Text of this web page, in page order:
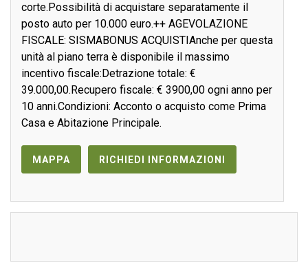
corte.Possibilità di acquistare separatamente il
posto auto per 10.000 euro.++ AGEVOLAZIONE
FISCALE: SISMABONUS ACQUISTIAnche per questa
unità al piano terra è disponibile il massimo
incentivo fiscale:Detrazione totale: €
39.000,00.Recupero fiscale: € 3900,00 ogni anno per
10 anni.Condizioni: Acconto o acquisto come Prima
Casa e Abitazione Principale.
MAPPA RICHIEDI INFORMAZIONI